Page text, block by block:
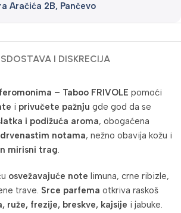
Aračića 2B, Pančevo
DOSTAVA I DISKRECIJA
– Taboo FRIVOLE pomoći
i privučete pažnju gde god da se
i podižuća aroma, obogaćena
notama, nežno obavija kožu i
mirisni trag.
osvežavajuće note limuna, crne ribizle,
trave. Srce parfema otkriva raskoš
ruže, frezije, breskve, kajsije i jabuke.